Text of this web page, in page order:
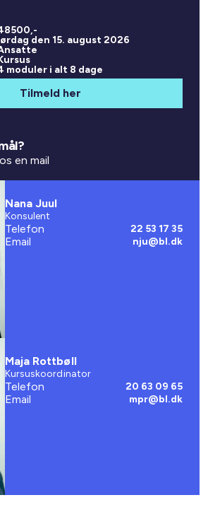
den 15. august 2026
moduler i alt 8 dage
Tilmeld her
en mail
Nana Juul
Konsulent
Telefon 22 53 17 35
Email nju@bl.dk
Maja Rottbøll
Kursuskoordinator
Telefon 20 63 09 65
Email mpr@bl.dk